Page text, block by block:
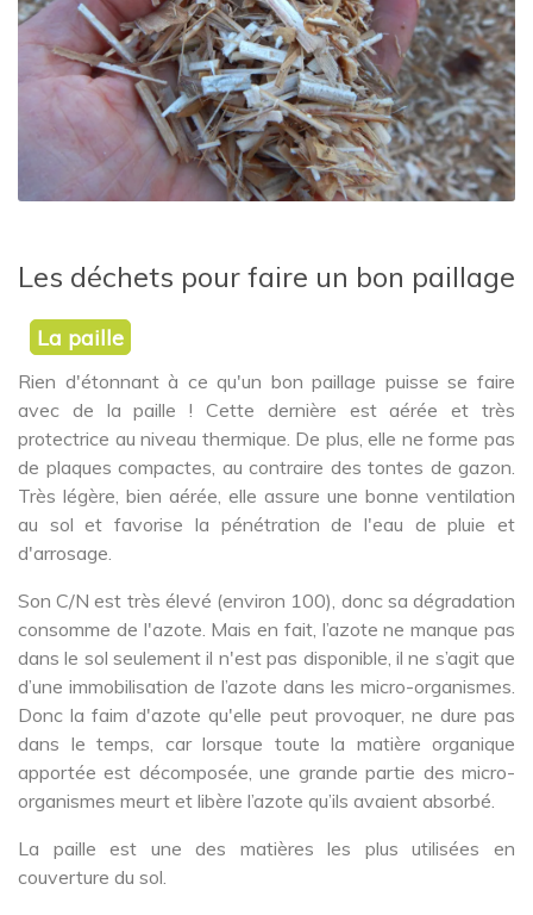
Les déchets pour faire un bon paillage
La paille
Rien d'étonnant à ce qu'un bon paillage puisse se faire
avec de la paille ! Cette dernière est aérée et très
protectrice au niveau thermique. De plus, elle ne forme pas
de plaques compactes, au contraire des tontes de gazon.
Très légère, bien aérée, elle assure une bonne ventilation
au sol et favorise la pénétration de l'eau de pluie et
d'arrosage.
Son C/N est très élevé (environ 100), donc sa dégradation
consomme de l'azote. Mais en fait, l’azote ne manque pas
dans le sol seulement il n'est pas disponible, il ne s’agit que
d’une immobilisation de l’azote dans les micro-organismes.
Donc la faim d'azote qu'elle peut provoquer, ne dure pas
dans le temps, car lorsque toute la matière organique
apportée est décomposée, une grande partie des micro-
organismes meurt et libère l’azote qu’ils avaient absorbé.
La paille est une des matières les plus utilisées en
couverture du sol.